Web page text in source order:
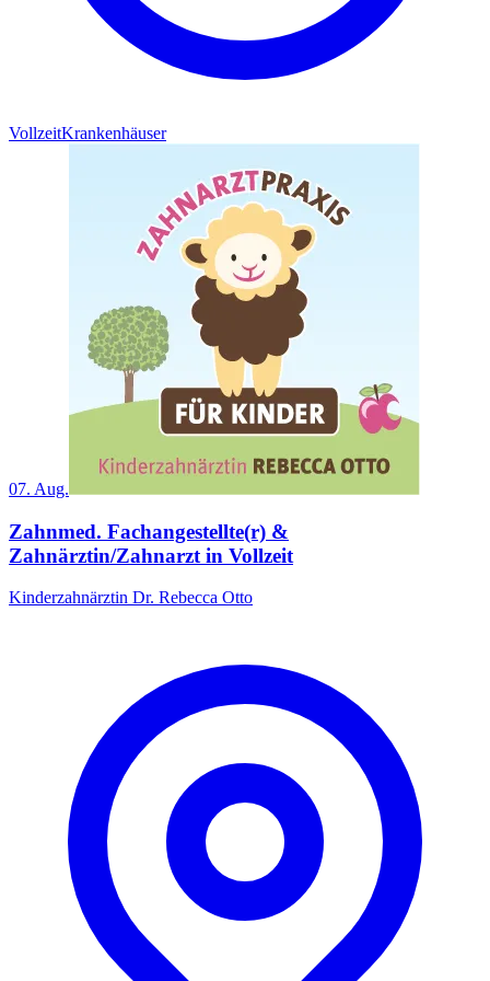
VollzeitKrankenhäuser
07. Aug.
Zahnmed. Fachangestellte(r) &
Zahnärztin/Zahnarzt in Vollzeit
Kinderzahnärztin Dr. Rebecca Otto